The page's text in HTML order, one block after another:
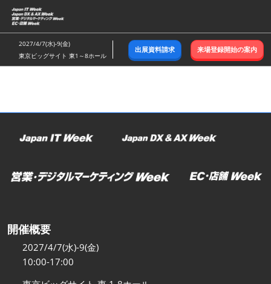
ス
キ
ッ
し
む
2027/4/7(水)-9(金)
東京ビッグサイト 東1～8ホール
出展資料請求 来場登録開始の案内
開催概要
2027/4/7(水)-9(金)
10:00-17:00